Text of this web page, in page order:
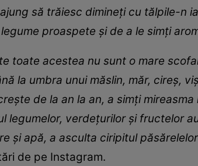
să trăiesc dimineți cu tălpile-n
proaspete și de a le simți
toate acestea nu sunt o mare
la umbra unui măslin, măr, cireș,
de la an la an, a simți
legumelor, verdețurilor și fructelor
și apă, a asculta ciripitul
de pe Instagram.